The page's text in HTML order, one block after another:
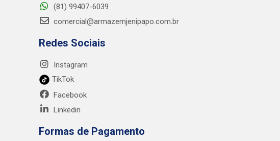
(81) 99407-6039
comercial@armazemjenipapo.com.br
Redes Sociais
Instagram
TikTok
Facebook
Linkedin
Formas de Pagamento